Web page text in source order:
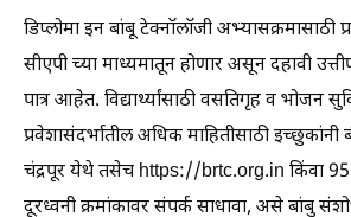
डिप्लोमा इन बांबू टेक्नॉलॉजी अभ्यासक्रमासाठी
सीएपी च्या माध्यमातून होणार असून दहावी उत्तीर्ण
पात्र आहेत. विद्यार्थ्यांसाठी वसतिगृह व भोजन
प्रवेशासंदर्भातील अधिक माहितीसाठी
चंद्रपूर येथे तसेच https://brtc.org.in किंवा
दूरध्वनी क्रमांकावर संपर्क साधावा, असे बांबु